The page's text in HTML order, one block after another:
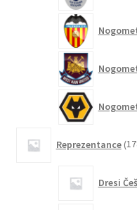
Reprezentance
Dresi